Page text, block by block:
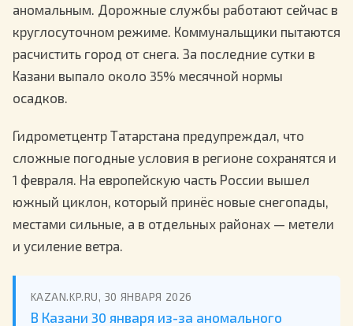
аномальным. Дорожные службы работают сейчас в
круглосуточном режиме. Коммунальщики пытаются
расчистить город от снега. За последние сутки в
Казани выпало около 35% месячной нормы
осадков.
Гидрометцентр Татарстана предупреждал, что
сложные погодные условия в регионе сохранятся и
1 февраля. На европейскую часть России вышел
южный циклон, который принёс новые снегопады,
местами сильные, а в отдельных районах — метели
и усиление ветра.
KAZAN.KP.RU, 30 ЯНВАРЯ 2026
В Казани 30 января из-за аномального